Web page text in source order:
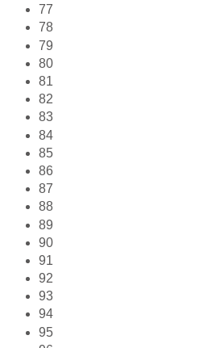
77
78
79
80
81
82
83
84
85
86
87
88
89
90
91
92
93
94
95